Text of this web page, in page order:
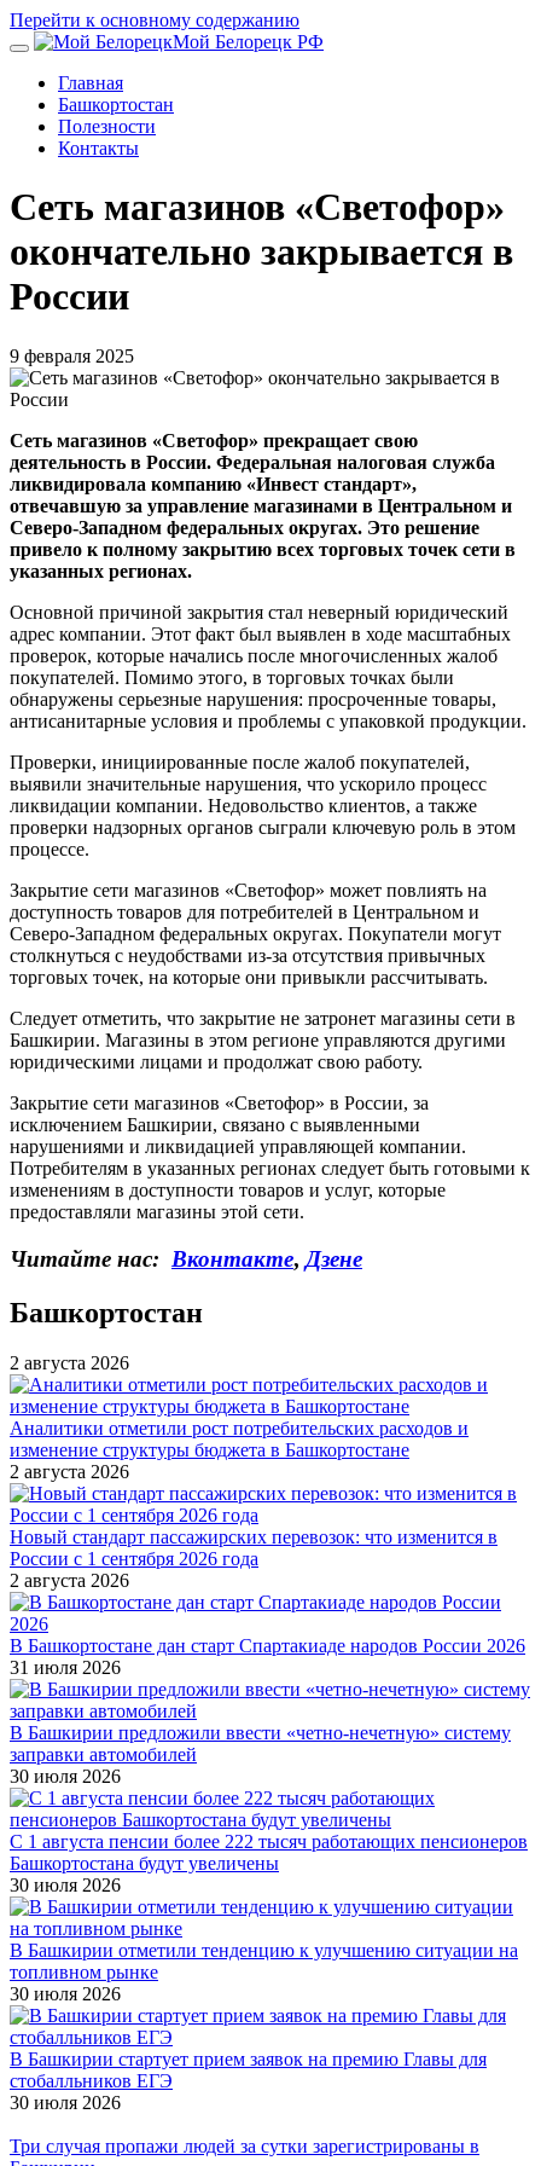
Перейти к основному содержанию
Мой Белорецк РФ
Главная
Башкортостан
Полезности
Контакты
Сеть магазинов «Светофор»
окончательно закрывается в
России
9 февраля 2025
Сеть магазинов «Светофор» прекращает свою
деятельность в России. Федеральная налоговая служба
ликвидировала компанию «Инвест стандарт»,
отвечавшую за управление магазинами в Центральном и
Северо-Западном федеральных округах. Это решение
привело к полному закрытию всех торговых точек сети в
указанных регионах.
Основной причиной закрытия стал неверный юридический
адрес компании. Этот факт был выявлен в ходе масштабных
проверок, которые начались после многочисленных жалоб
покупателей. Помимо этого, в торговых точках были
обнаружены серьезные нарушения: просроченные товары,
антисанитарные условия и проблемы с упаковкой продукции.
Проверки, инициированные после жалоб покупателей,
выявили значительные нарушения, что ускорило процесс
ликвидации компании. Недовольство клиентов, а также
проверки надзорных органов сыграли ключевую роль в этом
процессе.
Закрытие сети магазинов «Светофор» может повлиять на
доступность товаров для потребителей в Центральном и
Северо-Западном федеральных округах. Покупатели могут
столкнуться с неудобствами из-за отсутствия привычных
торговых точек, на которые они привыкли рассчитывать.
Следует отметить, что закрытие не затронет магазины сети в
Башкирии. Магазины в этом регионе управляются другими
юридическими лицами и продолжат свою работу.
Закрытие сети магазинов «Светофор» в России, за
исключением Башкирии, связано с выявленными
нарушениями и ликвидацией управляющей компании.
Потребителям в указанных регионах следует быть готовыми к
изменениям в доступности товаров и услуг, которые
предоставляли магазины этой сети.
Читайте нас: Вконтакте, Дзене
Башкортостан
2 августа 2026
Аналитики отметили рост потребительских расходов и
изменение структуры бюджета в Башкортостане
2 августа 2026
Новый стандарт пассажирских перевозок: что изменится в
России с 1 сентября 2026 года
2 августа 2026
В Башкортостане дан старт Спартакиаде народов России 2026
31 июля 2026
В Башкирии предложили ввести «четно-нечетную» систему
заправки автомобилей
30 июля 2026
С 1 августа пенсии более 222 тысяч работающих пенсионеров
Башкортостана будут увеличены
30 июля 2026
В Башкирии отметили тенденцию к улучшению ситуации на
топливном рынке
30 июля 2026
В Башкирии стартует прием заявок на премию Главы для
стобалльников ЕГЭ
30 июля 2026
Три случая пропажи людей за сутки зарегистрированы в